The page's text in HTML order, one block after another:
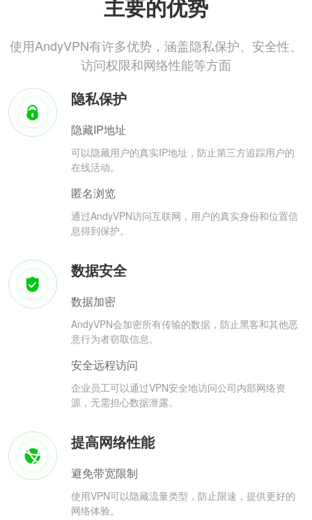
主要的优势
使用AndyVPN有许多优势，涵盖隐私保护、安全性、
访问权限和网络性能等方面
隐私保护
隐藏IP地址
可以隐藏用户的真实IP地址，防止第三方追踪用户的
在线活动。
匿名浏览
通过AndyVPN访问互联网，用户的真实身份和位置信
息得到保护。
数据安全
数据加密
AndyVPN会加密所有传输的数据，防止黑客和其他恶
意行为者窃取信息。
安全远程访问
企业员工可以通过VPN安全地访问公司内部网络资
源，无需担心数据泄露。
提高网络性能
避免带宽限制
使用VPN可以隐藏流量类型，防止限速，提供更好的
网络体验。